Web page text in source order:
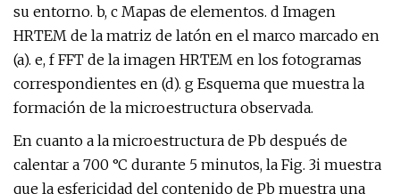
su entorno. b, c Mapas de elementos. d Imagen
HRTEM de la matriz de latón en el marco marcado en
(a). e, f FFT de la imagen HRTEM en los fotogramas
correspondientes en (d). g Esquema que muestra la
formación de la microestructura observada.
En cuanto a la microestructura de Pb después de
calentar a 700 °C durante 5 minutos, la Fig. 3i muestra
que la esfericidad del contenido de Pb muestra una